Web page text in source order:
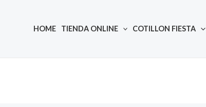
HOME TIENDA ONLINE COTILLON FIESTA